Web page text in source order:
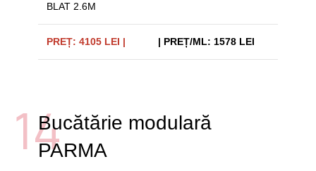
BLAT 2.6M
PREȚ: 4105 LEI | | PREȚ/ML: 1578 LEI
14Bucătărie modulară
PARMA